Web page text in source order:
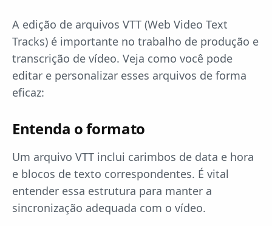
A edição de arquivos VTT (Web Video Text
Tracks) é importante no trabalho de produção e
transcrição de vídeo. Veja como você pode
editar e personalizar esses arquivos de forma
eficaz:
Entenda o formato
Um arquivo VTT inclui carimbos de data e hora
e blocos de texto correspondentes. É vital
entender essa estrutura para manter a
sincronização adequada com o vídeo.